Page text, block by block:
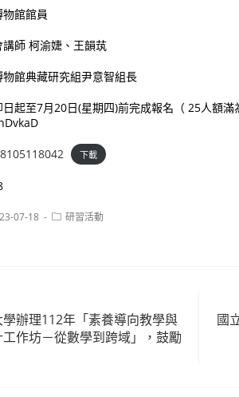
館館員
講師 柯渝婕、王韻茿
物館典藏研究組尹意智組長
起至7月20日(星期四)前完成報名（ 25人額滿
下載
07-18
Post研習活動
辦理112年「素養導向教學與
作坊－從數學到跨域」，鼓勵
國